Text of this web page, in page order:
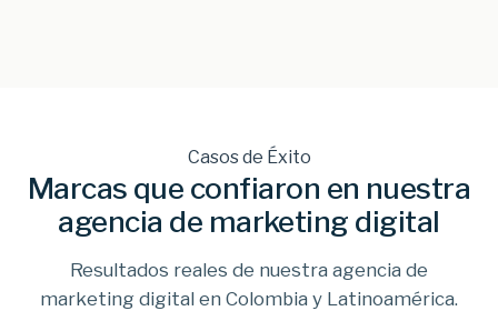
Casos de Éxito
Marcas que confiaron en nuestra
agencia de marketing digital
Resultados reales de nuestra agencia de
marketing digital en Colombia y Latinoamérica.